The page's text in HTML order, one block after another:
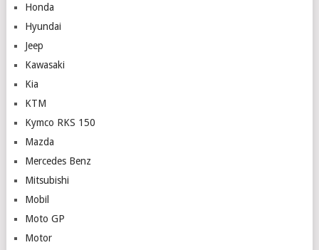
Honda
Hyundai
Jeep
Kawasaki
Kia
KTM
Kymco RKS 150
Mazda
Mercedes Benz
Mitsubishi
Mobil
Moto GP
Motor